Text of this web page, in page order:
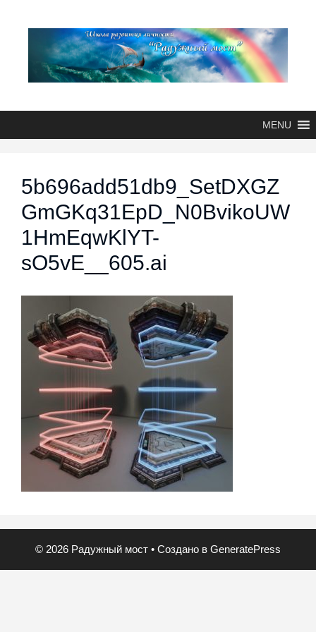
MENU
5b696add51db9_SetDXGZ
GmGKq31EpD_N0BvikoUW
1HmEqwKlYT-
sO5vE__605.ai
© 2026 Радужный мост • Создано в GeneratePress